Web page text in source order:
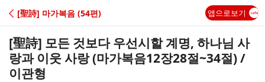
C
A
[聖詩] 마가복음 (54편) 앱으로보기
[聖詩] 모든 것보다 우선시할 계명, 하나님 사
랑과 이웃 사랑 (마가복음12장28절~34절) /
이관형